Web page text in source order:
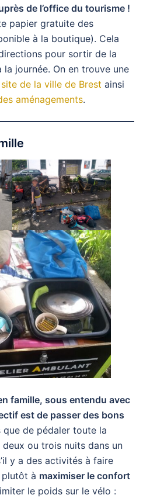
de l’office du tourisme !
papier gratuite des
à la boutique). Cela
pour sortir de la
journée. On en trouve une
de la ville de Brest ainsi
aménagements.
famille, sous entendu avec
est de passer des bons
que de pédaler toute la
ou trois nuits dans un
y a des activités à faire
plutôt à maximiser le confort
le poids sur le vélo :